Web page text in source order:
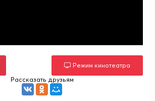
Режим кинотеатра
Рассказать друзьям